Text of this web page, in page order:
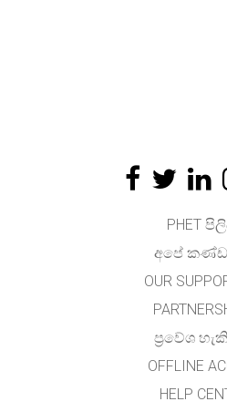
PHET
අපේ
OUR
ප්‍රවේශ
OFFLINE
HELP